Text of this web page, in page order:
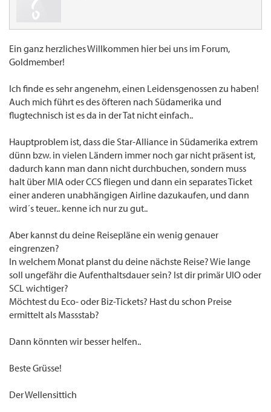
Ein ganz herzliches Willkommen hier bei uns im Forum,
Goldmember!
Ich finde es sehr angenehm, einen Leidensgenossen zu haben!
Auch mich führt es des öfteren nach Südamerika und
flugtechnisch ist es da in der Tat nicht einfach..
Hauptproblem ist, dass die Star-Alliance in Südamerika extrem
dünn bzw. in vielen Ländern immer noch gar nicht präsent ist,
dadurch kann man dann nicht durchbuchen, sondern muss
halt über MIA oder CCS fliegen und dann ein separates Ticket
einer anderen unabhängigen Airline dazukaufen, und dann
wird´s teuer.. kenne ich nur zu gut..
Aber kannst du deine Reisepläne ein wenig genauer
eingrenzen?
In welchem Monat planst du deine nächste Reise? Wie lange
soll ungefähr die Aufenthaltsdauer sein? Ist dir primär UIO oder
SCL wichtiger?
Möchtest du Eco- oder Biz-Tickets? Hast du schon Preise
ermittelt als Massstab?
Dann könnten wir besser helfen..
Beste Grüsse!
Der Wellensittich